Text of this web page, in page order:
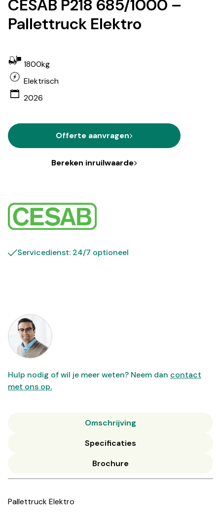
CESAB P218 685/1000 –
Pallettruck Elektro
1800kg
Elektrisch
2026
Offerte aanvragen
Bereken inruilwaarde
Servicedienst: 24/7 optioneel
Hulp nodig of wil je meer weten? Neem dan contact
met ons op.
Omschrijving
Specificaties
Brochure
Pallettruck Elektro